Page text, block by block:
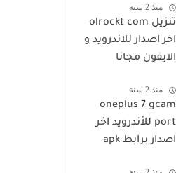
منذ 2 سنة
تنزيل olrockt com
اخر اصدار للاندرويد و
الايفون مجانا
منذ 2 سنة
oneplus 7 gcam
port للأندرويد اخر
اصدار برابط apk